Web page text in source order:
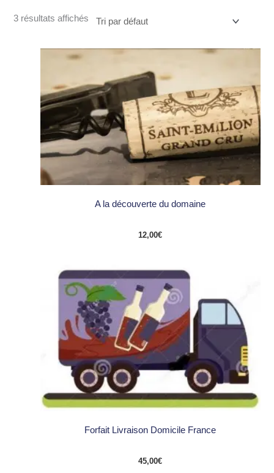
3 résultats affichés
A la découverte du domaine
12,00€
Forfait Livraison Domicile France
45,00€